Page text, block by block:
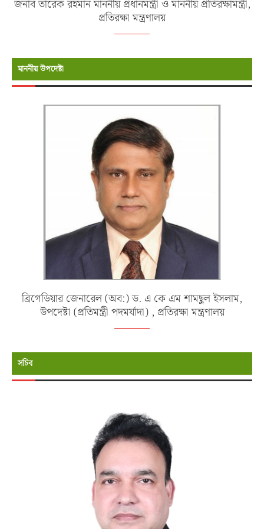
জনাব তারেক রহমান মাননীয় প্রধানমন্ত্রী ও মাননীয় প্রতিরক্ষামন্ত্রী,
প্রতিরক্ষা মন্ত্রণালয়
মাননীয় উপদেষ্টা
ব্রিগেডিয়ার জেনারেল (অব:) ড. এ কে এম শামছুল ইসলাম,
উপদেষ্টা (প্রতিমন্ত্রী পদমর্যাদা) , প্রতিরক্ষা মন্ত্রণালয়
সচিব